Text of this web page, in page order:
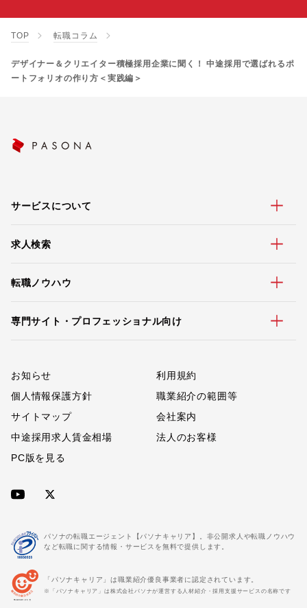
TOP 転職コラム
デザイナー＆クリエイター積極採用企業に聞く！ 中途採用で選ばれるポ
ートフォリオの作り方＜実践編＞
サービスについて
求人検索
転職ノウハウ
専門サイト・プロフェッショナル向け
お知らせ
利用規約
個人情報保護方針
職業紹介の範囲等
サイトマップ
会社案内
中途採用求人賃金相場
法人のお客様
PC版を見る
パソナの転職エージェント【パソナキャリア】。非公開求人や転職ノウハウ
など転職に関する情報・サービスを無料で提供します。
「パソナキャリア」は職業紹介優良事業者に認定されています。
※「パソナキャリア」は株式会社パソナが運営する人材紹介・採用支援サービスの名称です